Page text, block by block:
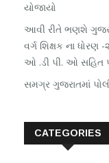
યોજાયો
આવી રીતે ભણશે
વર્ગ શિક્ષક ના ધોરણ
ઓ .ડી પી. ઓ સહિત
સમગ્ર ગુજરાતમાં
CATEGORIES